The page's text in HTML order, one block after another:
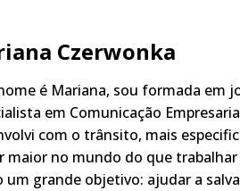
Czerwonka
é Mariana, sou formada em
em Comunicação
com o trânsito, mais
maior no mundo do que
um grande objetivo: ajudar a